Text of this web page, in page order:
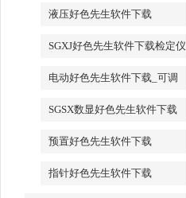
软件下载厂家
液压好色先生软件下载
SGXJ好色先生软件下载检定仪
_SGXJ扭矩扳手检定仪
电动好色先生软件下载_可调
试电动好色先生软件下载
SGSX数显好色先生软件下载
_SGTS数显好色先生软件下载
预置好色先生软件下载
指针好色先生软件下载